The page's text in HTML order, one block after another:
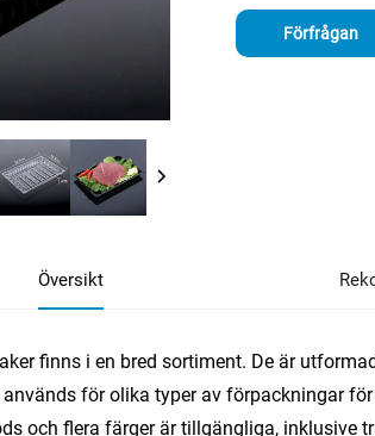
Förfrågan
Översikt
finns i en bred sortiment. De är
används för olika typer av förpackningar
och flera färger är tillgängliga, inklusive